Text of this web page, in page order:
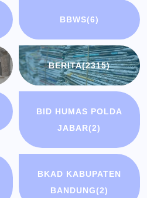
BBWS(6)
BERITA(2315)
BID HUMAS POLDA
JABAR(2)
BKAD KABUPATEN
BANDUNG(2)